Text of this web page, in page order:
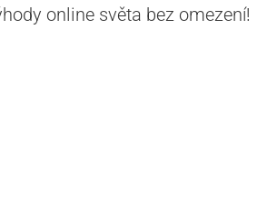
online světa bez omezení!